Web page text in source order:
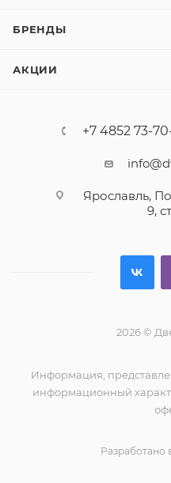
БРЕНДЫ
АКЦИИ
+7 4852 73-
Ярославль,
9,
2026 ©
Информация,
информационный
Разработано